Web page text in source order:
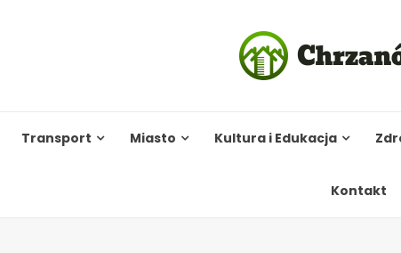
Transport Miasto Kultura i Edukacja
Kontakt